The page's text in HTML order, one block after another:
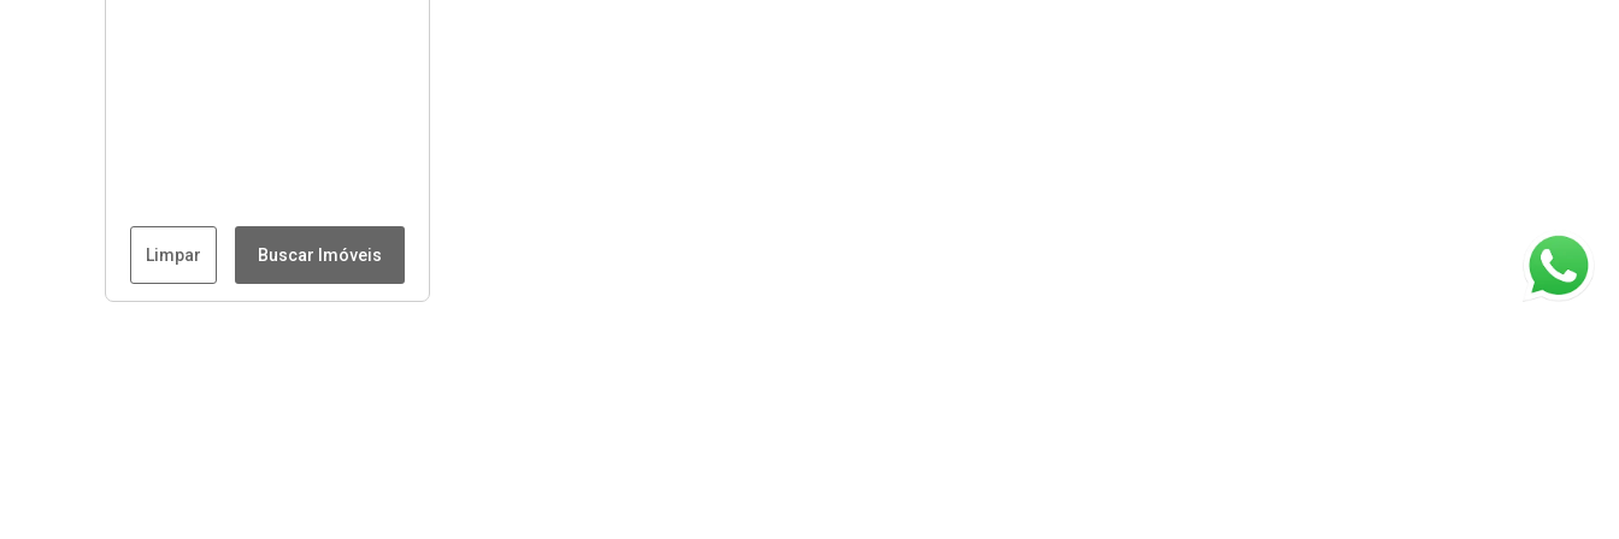
Limpar Buscar Imóveis